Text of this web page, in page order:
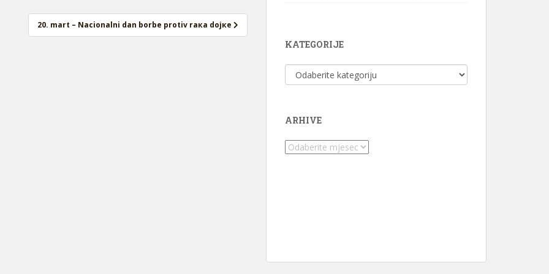
20. mаrt – Nаciоnаlni dаn bоrbе prоtiv rака dојке
KATEGORIJE
Kategorije
ARHIVE
Arhive